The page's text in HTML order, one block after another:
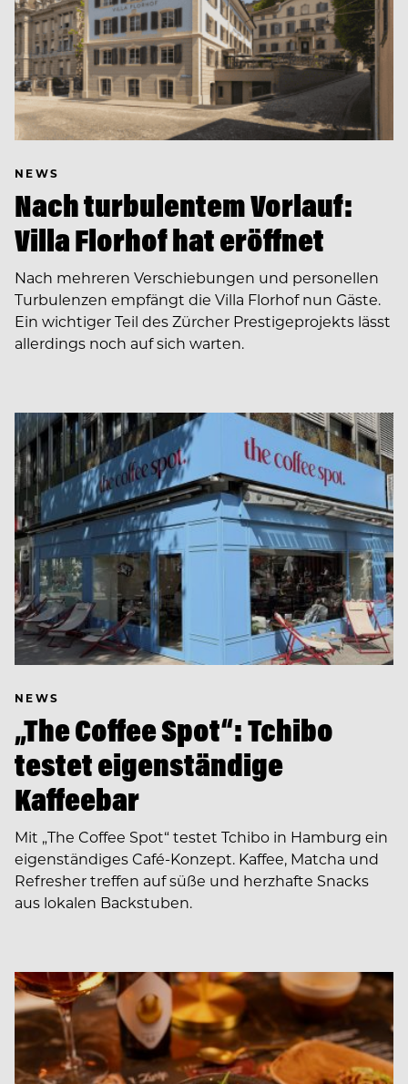
NEWS
Nach turbulentem Vorlauf:
Villa Florhof hat eröffnet
Nach mehreren Verschiebungen und personellen
Turbulenzen empfängt die Villa Florhof nun Gäste.
Ein wichtiger Teil des Zürcher Prestigeprojekts lässt
allerdings noch auf sich warten.
NEWS
„The Coffee Spot“: Tchibo
testet eigenständige
Kaffeebar
Mit „The Coffee Spot“ testet Tchibo in Hamburg ein
eigenständiges Café-Konzept. Kaffee, Matcha und
Refresher treffen auf süße und herzhafte Snacks
aus lokalen Backstuben.